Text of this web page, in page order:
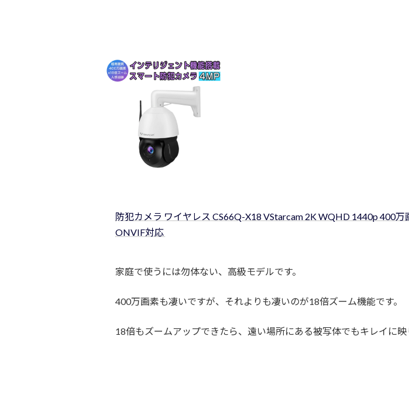
防犯カメラ ワイヤレス CS66Q-X18 VStarcam 2K WQHD 1440p 400万
ONVIF対応
家庭で使うには勿体ない、高級モデルです。
400万画素も凄いですが、それよりも凄いのが18倍ズーム機能です。
18倍もズームアップできたら、遠い場所にある被写体でもキレイに映